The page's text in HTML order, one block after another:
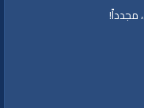
مجدداً!